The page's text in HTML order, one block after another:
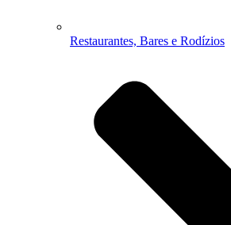
Restaurantes, Bares e Rodízios